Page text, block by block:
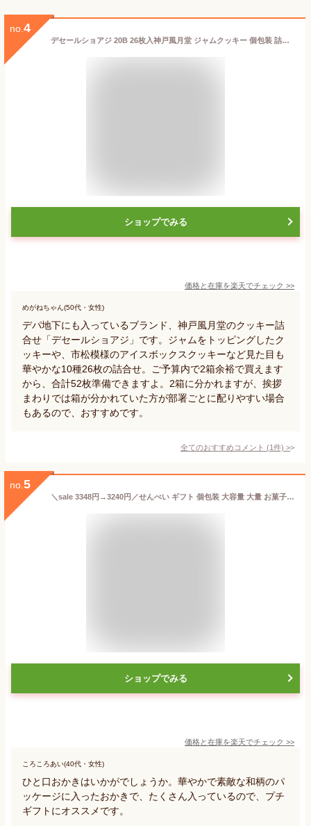
no. 4
デセールショアジ 20B 26枚入神戸風月堂 ジャムクッキー 個包装 詰め合わせ 2000円 お菓子 焼き菓子 洋菓子 スイーツ プチギフト 贈り物 進物 贈答品 手土産 菓子折り プレゼント人気 お取り寄せ おすすめ
ショップでみる
価格と在庫を楽天でチェック >>
めがねちゃん(50代・女性)
デパ地下にも入っているブランド、神戸風月堂のクッキー詰
合せ「デセールショアジ」です。ジャムをトッピングしたク
ッキーや、市松模様のアイスボックスクッキーなど見た目も
華やかな10種26枚の詰合せ。ご予算内で2箱余裕で買えます
から、合計52枚準備できますよ。2箱に分かれますが、挨拶
まわりでは箱が分かれていた方が部署ごとに配りやすい場合
もあるので、おすすめです。
全てのおすすめコメント (1件) >
no. 5
＼sale 3348円→3240円／せんべい ギフト 個包装 大容量 大量 お菓子 煎餅 おかき 和菓子 煎餅 金澤兼六製菓 金澤小町【約65個】冬ギフト 当日出荷 お祝い お礼 お返し 内祝い 誕生日 内のし 退職 帰省 挨拶 お供
ショップでみる
価格と在庫を楽天でチェック >>
ころころあい(40代・女性)
ひと口おかきはいかがでしょうか。華やかで素敵な和柄のパ
ッケージに入ったおかきで、たくさん入っているので、プチ
ギフトにオススメです。